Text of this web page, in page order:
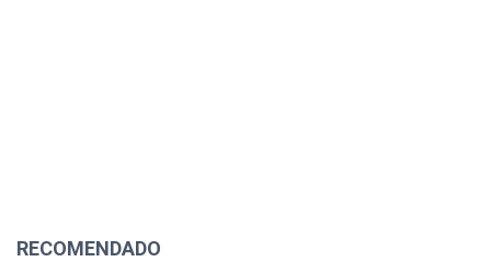
RECOMENDADO